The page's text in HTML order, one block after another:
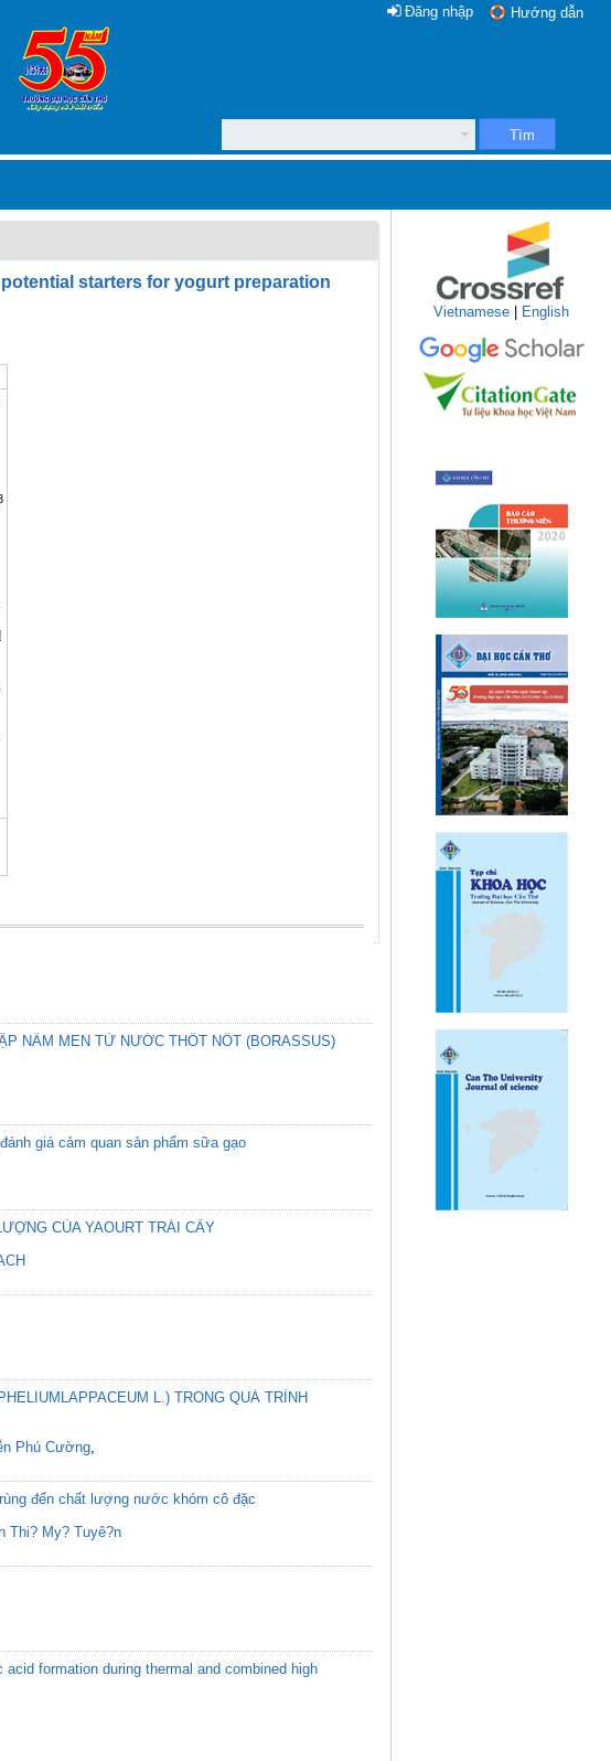
Hướng dẫn
Đăng nhập
Tìm
starters for yogurt preparation
NẤM MEN TỪ NƯỚC THỐT NỐT (BORASSUS)
giá cảm quan sản phẩm sữa gạo
CỦA YAOURT TRÁI CÂY
L.) TRONG QUÁ TRÌNH
Phú Cường,
đến chất lượng nước khóm cô đặc
Thi? My? Tuyê?n
formation during thermal and combined high
Vietnamese English